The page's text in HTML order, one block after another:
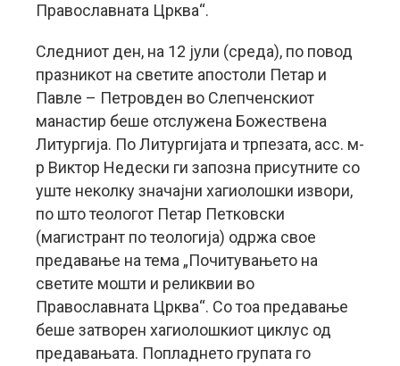
Православната Црква“.
Следниот ден, на 12 јули (среда), по повод
празникот на светите апостоли Петар и
Павле – Петровден во Слепченскиот
манастир беше отслужена Божествена
Литургија. По Литургијата и трпезата, асс. м-
р Виктор Недески ги запозна присутните со
уште неколку значајни хагиолошки извори,
по што теологот Петар Петковски
(магистрант по теологија) одржа свое
предавање на тема „Почитувањето на
светите мошти и реликвии во
Православната Црква“. Со тоа предавање
беше затворен хагиолошкиот циклус од
предавањата. Попладнето групата го